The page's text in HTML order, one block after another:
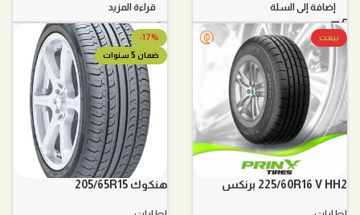
390,00 ر.س.
إضافة إلى السلة
199,00 ر.س.
قراءة المزيد
بيعت
225/60R16 V HH2 برنكس
-17%
ضمان 5 سنوات
هنكوك 205/65R15